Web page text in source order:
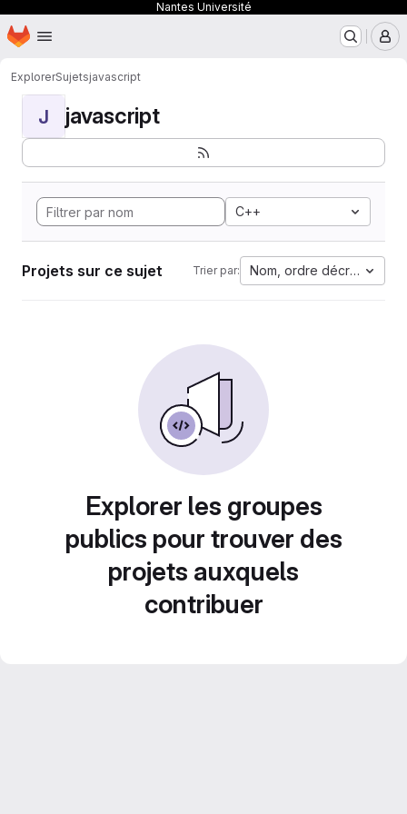
Nantes Université
Passer au contenu principal
Page d'accueil
ExplorerSujetsjavascript
J javascript
C++
Projets sur ce sujet Trier par: Nom, ordre décroissant
Explorer les groupes
publics pour trouver des
projets auxquels
contribuer